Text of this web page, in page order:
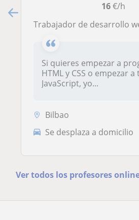
16€/h
Trabajador de desarrollo web de
Si quieres empezar a
HTML y CSS o empezar
JavaScript, yo...
Bilbao
Se desplaza a domicilio
Ver todos los profesores